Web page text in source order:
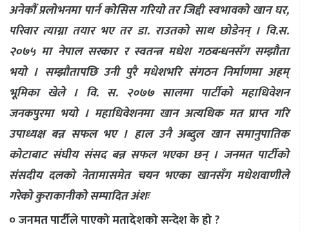
अनेकौं प्रलोभनमा पार्न कोसिस गरियो तर जिद्दी स्वभावको खान घर,
परिवार त्याग्ना तयार भए तर डा. राउतको साथ छोडेनन् । वि.स.
२०७५ मा नेपाल सरकार र स्वतन्त्र मधेश गठबन्धनसँग सम्झौता
भयो । सम्झौतापछि उनी पुरै मधेशभरि संगठन निर्माणमा अहम्
भूमिका खेले । वि. स. २०७७ सालमा पार्टीको महाधिवेशन
जनकपुरमा भयो । महाधिवेशनमा खान अत्यधिक मत प्राप्त गरि
उपाध्यक्ष बन्न सफल भए । हाल उनै अब्दुल खान समानुपातिक
कोटाबाट संघीय संसद बन्न सफल भएका छन् । जनमत पार्टीको
संसदीय दलको नेतामासमेत चयन भएका खानसँग मधेशवाणीले
गरेको कुराकानीको सम्पादित अंशः
० जनमत पार्टीले पाएको मतादेशको सन्देश के हो ?